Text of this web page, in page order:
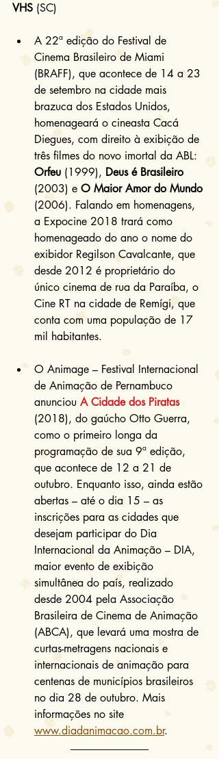
VHS (SC)
A 22ª edição do Festival de
Cinema Brasileiro de Miami
(BRAFF), que acontece de 14 a 23
de setembro na cidade mais
brazuca dos Estados Unidos,
homenageará o cineasta Cacá
Diegues, com direito à exibição de
três filmes do novo imortal da ABL:
Orfeu (1999), Deus é Brasileiro
(2003) e O Maior Amor do Mundo
(2006). Falando em homenagens,
a Expocine 2018 trará como
homenageado do ano o nome do
exibidor Regilson Cavalcante, que
desde 2012 é proprietário do
único cinema de rua da Paraíba, o
Cine RT na cidade de Remígi, que
conta com uma população de 17
mil habitantes.
O Animage – Festival Internacional
de Animação de Pernambuco
anunciou A Cidade dos Piratas
(2018), do gaúcho Otto Guerra,
como o primeiro longa da
programação de sua 9ª edição,
que acontece de 12 a 21 de
outubro. Enquanto isso, ainda estão
abertas – até o dia 15 – as
inscrições para as cidades que
desejam participar do Dia
Internacional da Animação – DIA,
maior evento de exibição
simultânea do país, realizado
desde 2004 pela Associação
Brasileira de Cinema de Animação
(ABCA), que levará uma mostra de
curtas-metragens nacionais e
internacionais de animação para
centenas de municípios brasileiros
no dia 28 de outubro. Mais
informações no site
www.diadanimacao.com.br.